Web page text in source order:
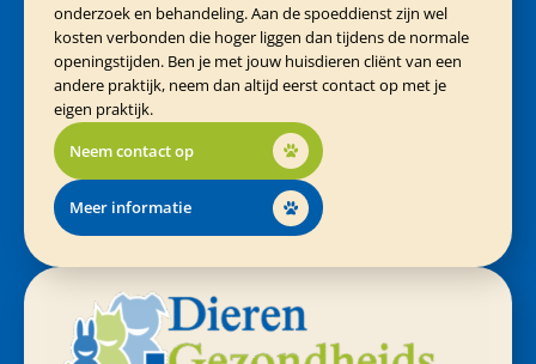
onderzoek en behandeling. Aan de spoeddienst zijn wel
kosten verbonden die hoger liggen dan tijdens de normale
openingstijden. Ben je met jouw huisdieren cliënt van een
andere praktijk, neem dan altijd eerst contact op met je
eigen praktijk.
Neem contact op
Meer informatie